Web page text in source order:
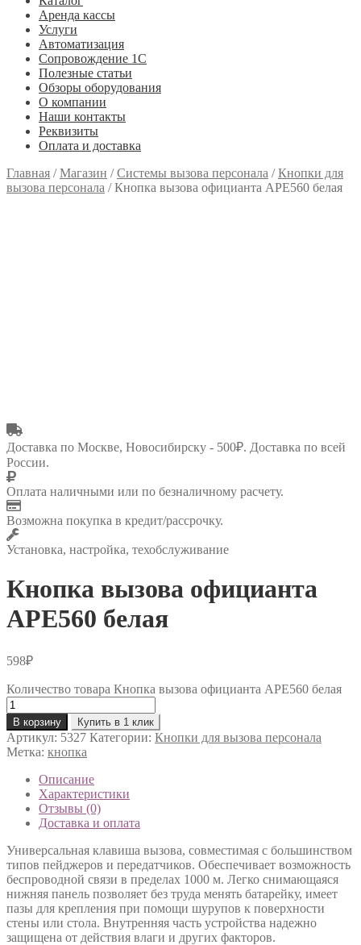
Аренда кассы
Услуги
Автоматизация
Сопровождение 1С
Полезные статьи
Обзоры оборудования
О компании
Наши контакты
Реквизиты
Оплата и доставка
Главная /Магазин /Системы вызова персонала /Кнопки для
вызова персонала /Кнопка вызова официанта АРЕ560 белая
Доставка по Москве, Новосибирску - 500₽. Доставка по всей
России.
Оплата наличными или по безналичному расчету.
Возможна покупка в кредит/рассрочку.
Установка, настройка, техобслуживание
Кнопка вызова официанта
АРЕ560 белая
598₽
Количество товара Кнопка вызова официанта АРЕ560 белая
В корзину Купить в 1 клик
Артикул: 5327 Категории: Кнопки для вызова персонала
Метка: кнопка
Описание
Характеристики
Отзывы (0)
Доставка и оплата
Универсальная клавиша вызова, совместимая с большинством
типов пейджеров и передатчиков. Обеспечивает возможность
беспроводной связи в пределах 1000 м. Легко снимающаяся
нижняя панель позволяет без труда менять батарейку, имеет
пазы для крепления при помощи шурупов к поверхности
стены или стола. Внутренняя часть устройства надежно
защищена от действия влаги и других факторов.